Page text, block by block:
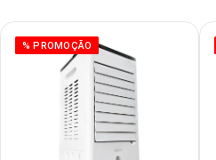
% PROMOÇÃO